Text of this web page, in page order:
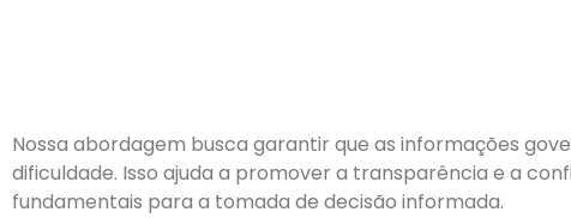
Nossa abordagem busca garantir que as informações
dificuldade. Isso ajuda a promover a transparência e a
fundamentais para a tomada de decisão informada.